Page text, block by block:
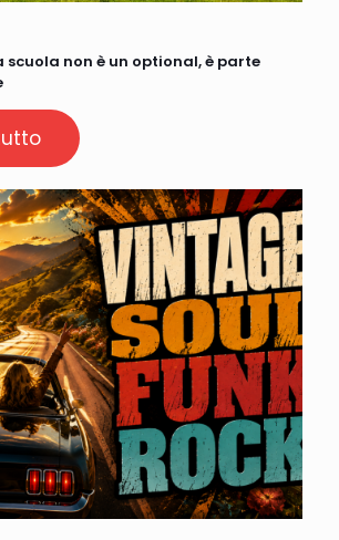
scuola non è un optional, è parte